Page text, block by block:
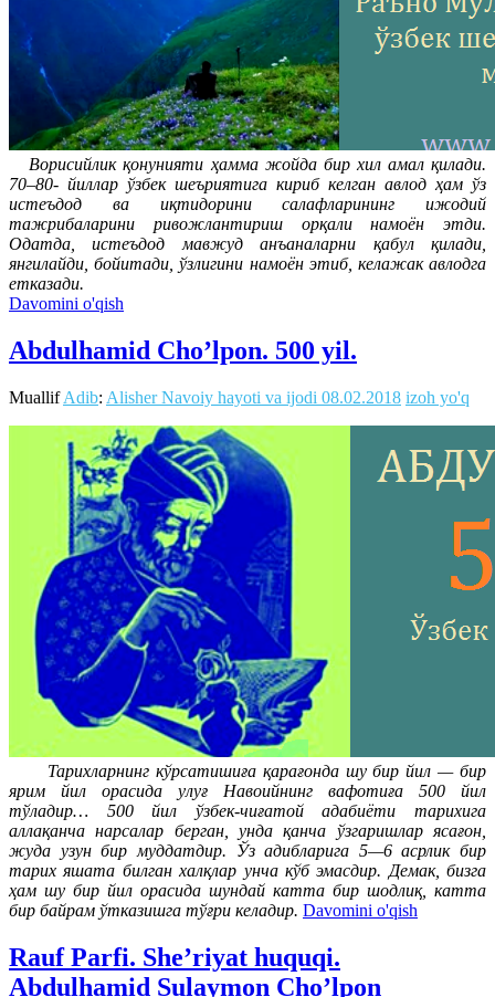
Ворисийлик қонунияти ҳамма жойда бир хил амал қилади.
70–80- йиллар ўзбек шеъриятига кириб келган авлод ҳам ўз
истеъдод ва иқтидорини салафларининг ижодий
тажрибаларини ривожлантириш орқали намоён этди.
Одатда, истеъдод мавжуд анъаналарни қабул қилади,
янгилайди, бойитади, ўзлигини намоён этиб, келажак авлодга
етказади.
Davomini o'qish
Abdulhamid Cho’lpon. 500 yil.
MuallifAdib: Alisher Navoiy hayoti va ijodi 08.02.2018 izoh yo'q
Тарихларнинг кўрсатишиға қарағонда шу бир йил — бир
ярим йил орасида улуғ Навоийнинг вафотиға 500 йил
тўладир… 500 йил ўзбек-чиғатой адабиёти тарихига
аллақанча нарсалар берган, унда қанча ўзгаришлар ясағон,
жуда узун бир муддатдир. Ўз адибларига 5—6 асрлик бир
тарих яшата билган халқлар унча кўб эмасдир. Демак, бизга
ҳам шу бир йил орасида шундай катта бир шодлиқ, катта
бир байрам ўтказишга тўғри келадир. Davomini o'qish
Rauf Parfi. She’riyat huquqi.
Abdulhamid Sulaymon Cho’lpon